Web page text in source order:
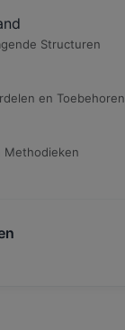
Structuren
en Toebehoren
Methodieken